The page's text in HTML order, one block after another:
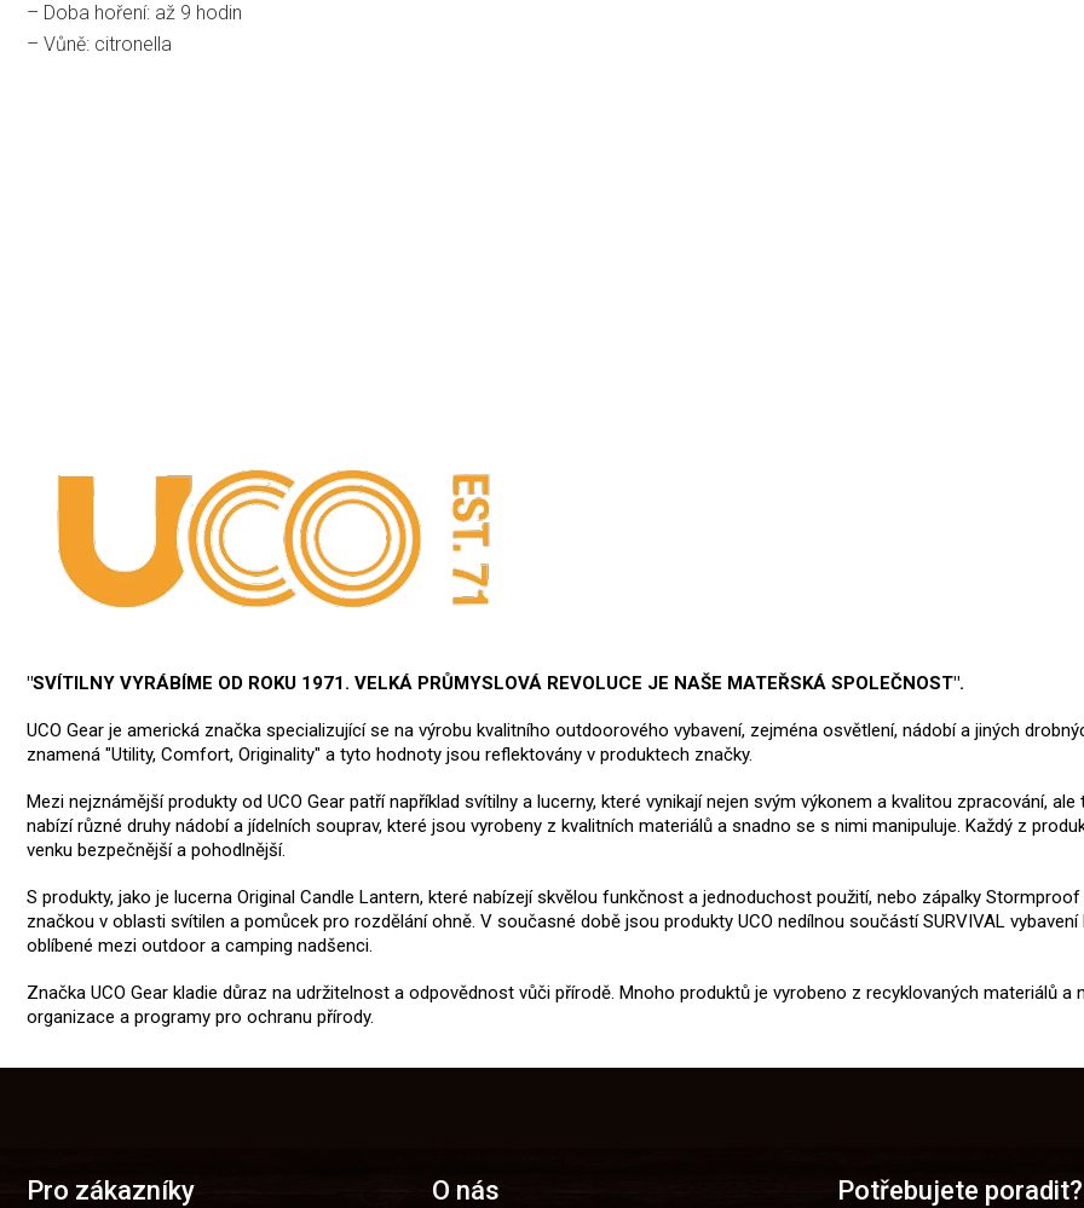
– Doba hoření: až 9 hodin
– Vůně: citronella
"SVÍTILNY VYRÁBÍME OD ROKU 1971. VELKÁ PRŮMYSLOVÁ REVOLUCE JE NAŠE MATEŘSKÁ SPOLEČNOST".
UCO Gear je americká značka specializující se na výrobu kvalitního outdoorového vybavení, zejména osvětlení, nádobí a jiných
znamená "Utility, Comfort, Originality" a tyto hodnoty jsou reflektovány v produktech značky.
Mezi nejznámější produkty od UCO Gear patří například svítilny a lucerny, které vynikají nejen svým výkonem a kvalitou zpracování,
nabízí různé druhy nádobí a jídelních souprav, které jsou vyrobeny z kvalitních materiálů a snadno se s nimi manipuluje. Každý z
venku bezpečnější a pohodlnější.
S produkty, jako je lucerna Original Candle Lantern, které nabízejí skvělou funkčnost a jednoduchost použití, nebo zápalky
značkou v oblasti svítilen a pomůcek pro rozdělání ohně. V současné době jsou produkty UCO nedílnou součástí SURVIVAL
oblíbené mezi outdoor a camping nadšenci.
Značka UCO Gear kladie důraz na udržitelnost a odpovědnost vůči přírodě. Mnoho produktů je vyrobeno z recyklovaných materiálů a
organizace a programy pro ochranu přírody.
Pro zákazníky O nás Potřebujete poradit?